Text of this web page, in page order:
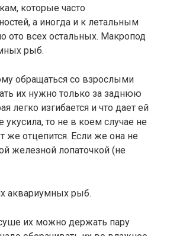
которые часто
а иногда и к летальным
ото всех остальных. Макропод
рыб.
обращаться со взрослыми
их нужно только за заднюю
легко изгибается и что дает ей
то не в коем случае не
же отцепится. Если же она не
железной лопаточкой (не
аквариумных рыб.
их можно держать пару